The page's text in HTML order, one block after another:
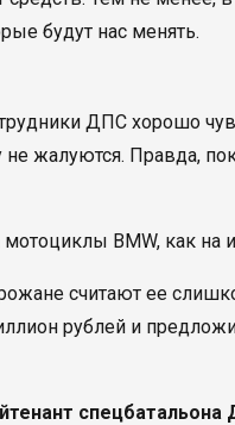
будут нас менять.
ДПС хорошо
жалуются. Правда,
считают ее
рублей и